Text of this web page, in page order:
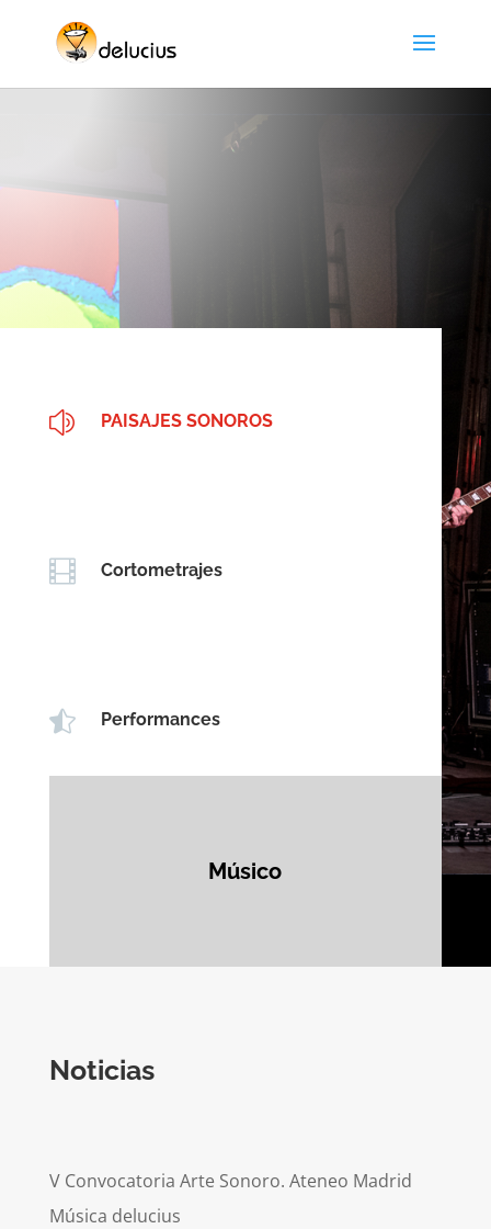
z PAISAJES SONOROS
 Cortometrajes
 Performances
Músico
Noticias
V Convocatoria Arte Sonoro. Ateneo Madrid
Música delucius